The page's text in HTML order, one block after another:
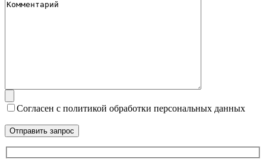
Согласен с политикой обработки персональных данных